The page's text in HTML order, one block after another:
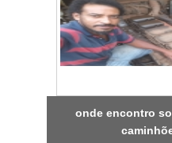
onde encontro